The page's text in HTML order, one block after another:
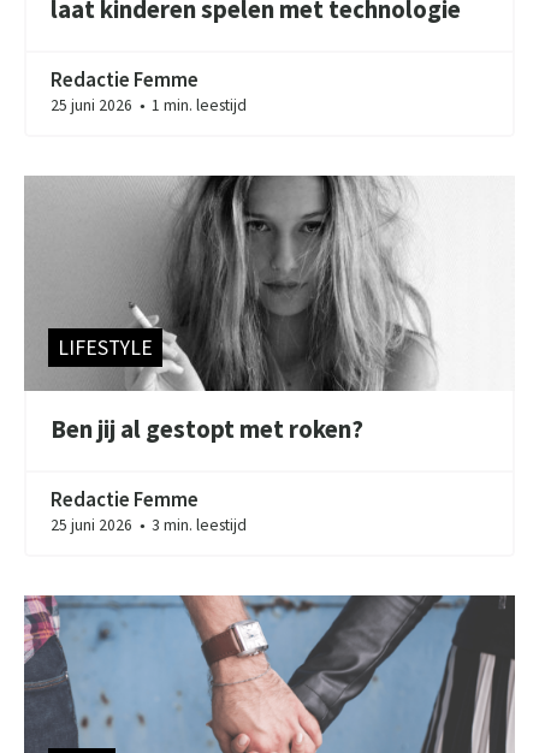
laat kinderen spelen met technologie
Redactie Femme
25 juni 2026 ● 1 min. leestijd
LIFESTYLE
Ben jij al gestopt met roken?
Redactie Femme
25 juni 2026 ● 3 min. leestijd